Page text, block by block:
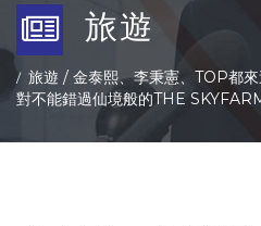
旅遊
旅遊 / 金泰熙、李秉憲、TOP都
對不能錯過仙境般的THE